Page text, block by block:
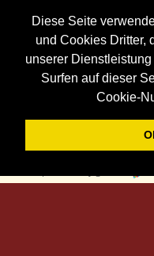
Diese Seite
und Cookies Dritter,
unserer
Surfen auf dieser
Cookie-
D 44627 Herne
Deutschland
Tel. + 49 23 23 - 969-0
Fax. + 49 23 23 - 969-111